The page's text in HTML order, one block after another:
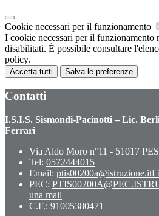
Cookie necessari per il funzionamento
I cookie necessari per il funzionamento
disabilitati. È possibile consultare
policy.
Accetta tutti Salva le preferenze
Contatti
I.S.I.S. Sismondi-Pacinotti – Lic.
Ferrari
Via Aldo Moro n°11 - 51017
Tel: 0572444015
Email: ptis00200a@istruzione.it
PEC:
una mail
C.F.: 91005380471